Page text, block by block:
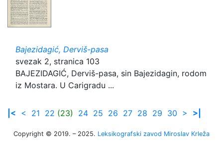
Bajezidagić, Derviš-pasa
svezak 2, stranica 103
BAJEZIDAGIĆ, Derviš-pasa, sin Bajezidagin, rodom
iz Mostara. U Carigradu ...
|< < 21 22 (23) 24 25 26 27 28 29 30 > >|
Copyright © 2019. – 2025. Leksikografski zavod Miroslav Krleža